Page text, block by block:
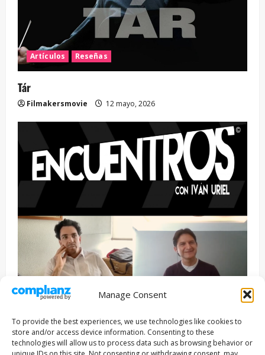
Manage Consent
To provide the best experiences, we use technologies like cookies to
store and/or access device information. Consenting to these
technologies will allow us to process data such as browsing behavior or
Artículos Reseñas
Tár
Filmakersmovie 12 mayo, 2026
Entrevista Series
ENCUENTROS CON IVÁN URIEL T3E22: JUAN PATRICIO
RIVEROLL